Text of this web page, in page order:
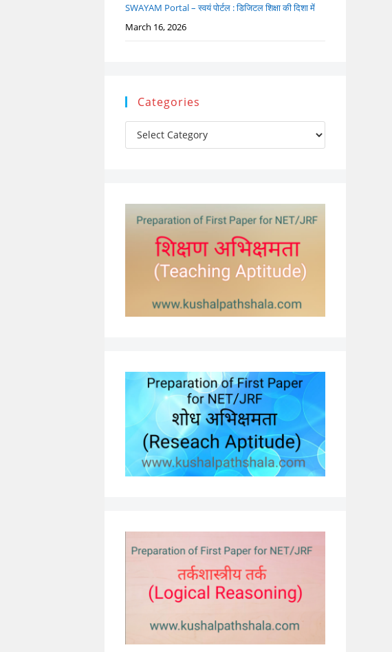
SWAYAM Portal – स्वयं पोर्टल : डिजिटल शिक्षा की दिशा में
March 16, 2026
Categories
Categories